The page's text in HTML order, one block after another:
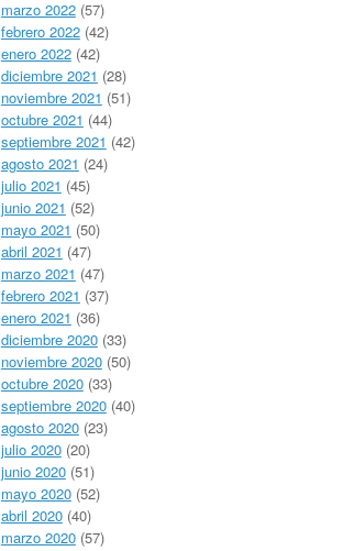
marzo 2022(57)
febrero 2022(42)
enero 2022(42)
diciembre 2021 (28)
noviembre 2021 (51)
octubre 2021 (44)
septiembre 2021 (42)
agosto 2021 (24)
julio 2021 (45)
junio 2021 (52)
mayo 2021 (50)
abril 2021 (47)
marzo 2021 (47)
febrero 2021 (37)
enero 2021 (36)
diciembre 2020(33)
noviembre 2020(50)
octubre 2020(33)
septiembre 2020(40)
agosto 2020(23)
julio 2020(20)
junio 2020(51)
mayo 2020(52)
abril 2020(40)
marzo 2020(57)